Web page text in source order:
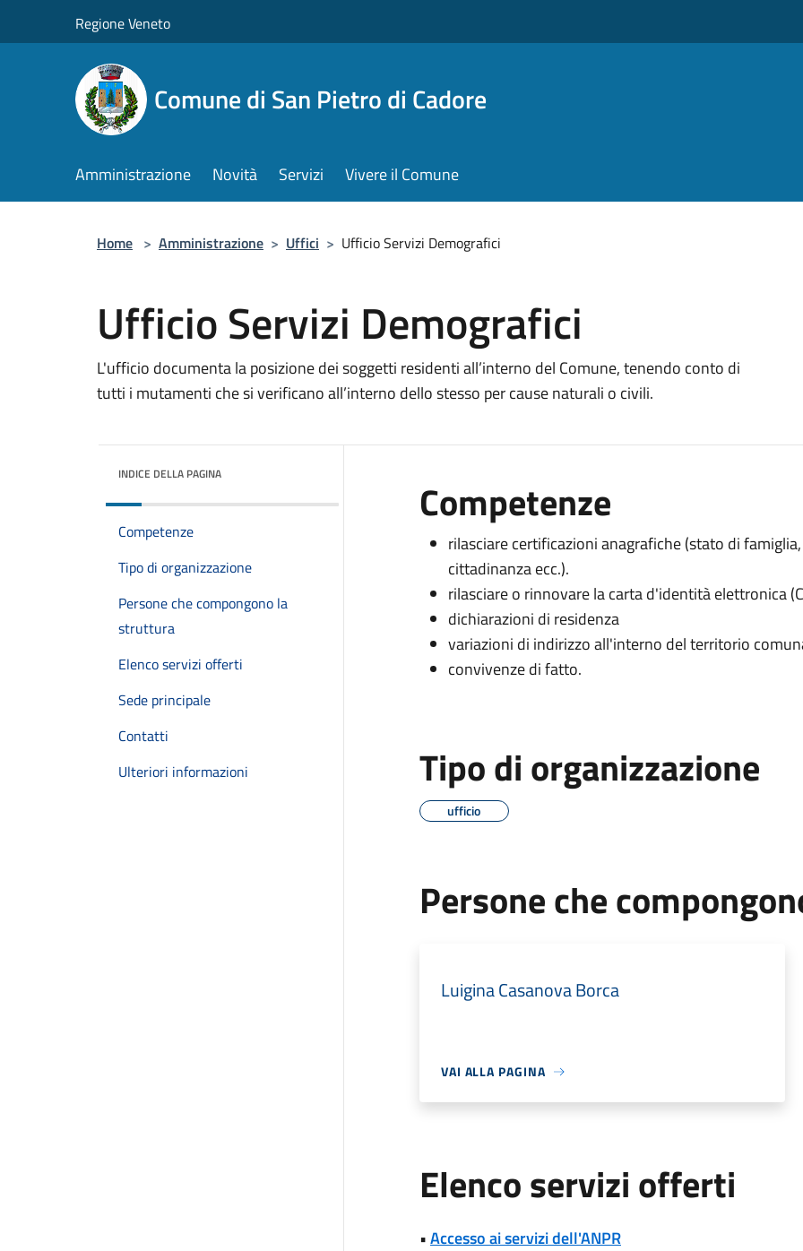
Regione Veneto
Comune di San Pietro di Cadore
Amministrazione Novità Servizi Vivere il Comune
Home > Amministrazione > Uffici > Ufficio Servizi Demografici
Ufficio Servizi Demografici
L'ufficio documenta la posizione dei soggetti residenti all’interno del Comune, tenendo conto di
tutti i mutamenti che si verificano all’interno dello stesso per cause naturali o civili.
INDICE DELLA PAGINA
Competenze
Tipo di organizzazione
Persone che compongono la
struttura
Elenco servizi offerti
Sede principale
Contatti
Ulteriori informazioni
Competenze
rilasciare certificazioni anagrafiche (stato di
cittadinanza ecc.).
rilasciare o rinnovare la carta d'identità elettronica
dichiarazioni di residenza
variazioni di indirizzo all'interno del territorio
convivenze di fatto.
Tipo di organizzazione
ufficio
Persone che
Luigina Casanova Borca
VAI ALLA PAGINA
Elenco servizi offerti
•Accesso ai servizi dell'ANPR